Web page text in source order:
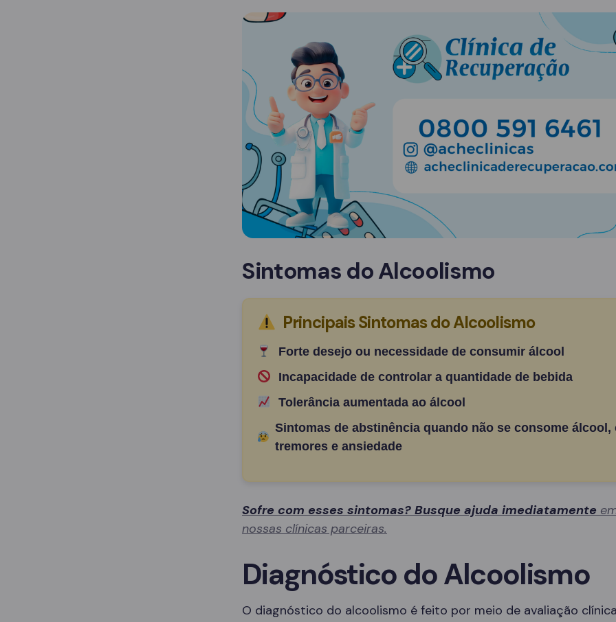
Sintomas do Alcoolismo
Principais Sintomas do Alcoolismo
Forte desejo ou necessidade de consumir álcool
Incapacidade de controlar a quantidade de bebida
Tolerância aumentada ao álcool
Sintomas de abstinência quando não se consome álcool,
tremores e ansiedade
Sofre com esses sintomas? Busque ajuda imediatamente
nossas clínicas parceiras.
Diagnóstico do Alcoolismo
O diagnóstico do alcoolismo é feito por meio de avaliação